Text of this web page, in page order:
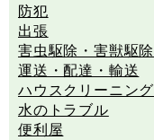
防犯
出張
害虫駆除・害獣駆除
運送・配達・輸送
ハウスクリーニング
水のトラブル
便利屋